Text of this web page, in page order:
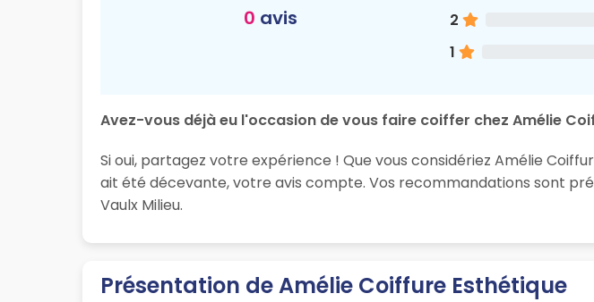
0 avis
2
1
Avez-vous déjà eu l'occasion de vous faire coiffer chez Amélie
Si oui, partagez votre expérience ! Que vous considériez Amélie
ait été décevante, votre avis compte. Vos recommandations sont
Vaulx Milieu.
Présentation de Amélie Coiffure Esthétique